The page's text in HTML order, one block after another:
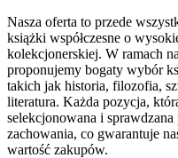
Nasza oferta to przede
książki współczesne o
kolekcjonerskiej. W ramach
proponujemy bogaty wybór
takich jak historia, filozofia,
literatura. Każda pozycja,
selekcjonowana i
zachowania, co gwarantuje
wartość zakupów.